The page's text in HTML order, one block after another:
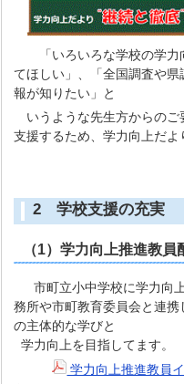
「いろいろな学校の学力
てほしい」、「全国調査や
報が知りたい」と
いうような先生方からのご
支援するため、学力向上だよ
2 学校支援の充実
（1）学力向上推進教員
市町立小中学校に学力向
務所や市町教育委員会と連
の主体的な学びと
学力向上を目指してます
学力向上推進教員